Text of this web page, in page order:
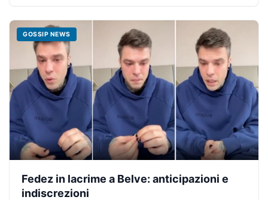
GOSSIP NEWS
Fedez in lacrime a Belve: anticipazioni e
indiscrezioni